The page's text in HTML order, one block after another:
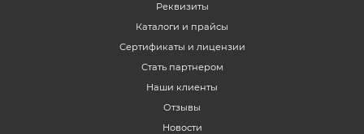
Реквизиты
Каталоги и прайсы
Сертификаты и лицензии
Стать партнером
Наши клиенты
Отзывы
Новости